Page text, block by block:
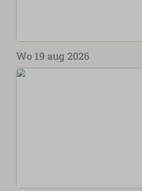
Wo 19 aug 2026